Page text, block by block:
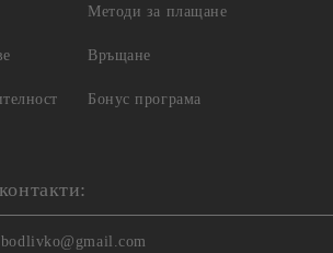
Методи за плащане
Връщане
Бонус програма